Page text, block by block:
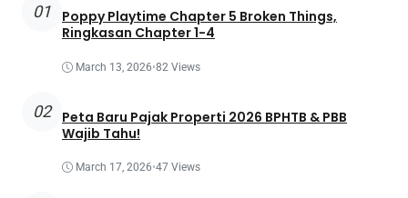
01
Poppy Playtime Chapter 5 Broken Things,
Ringkasan Chapter 1-4
March 13, 2026•82 Views
02
Peta Baru Pajak Properti 2026 BPHTB & PBB
Wajib Tahu!
March 17, 2026•47 Views